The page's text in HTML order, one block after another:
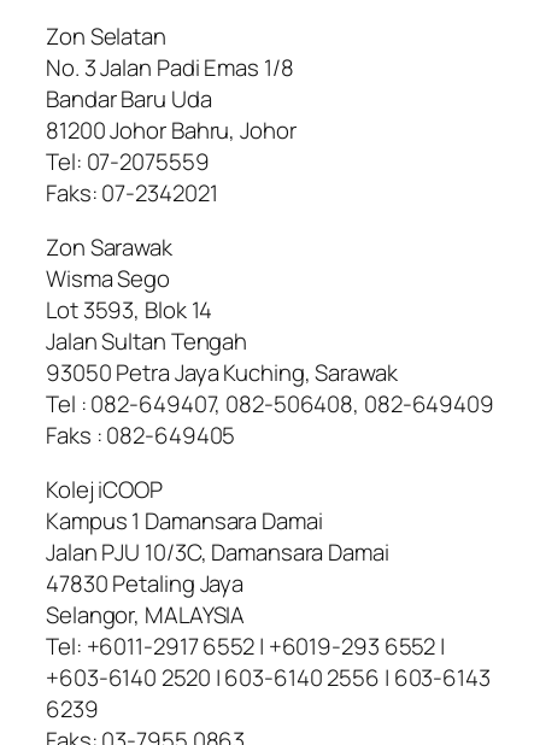
Zon Selatan
No. 3 Jalan Padi Emas 1/8
Bandar Baru Uda
81200 Johor Bahru, Johor
Tel: 07-2075559
Faks: 07-2342021
Zon Sarawak
Wisma Sego
Lot 3593, Blok 14
Jalan Sultan Tengah
93050 Petra Jaya Kuching, Sarawak
Tel : 082-649407, 082-506408, 082-649409
Faks : 082-649405
Kolej iCOOP
Kampus 1 Damansara Damai
Jalan PJU 10/3C, Damansara Damai
47830 Petaling Jaya
Selangor, MALAYSIA
Tel: +6011-2917 6552 | +6019-293 6552 |
+603-6140 2520 | 603-6140 2556 | 603-6143
6239